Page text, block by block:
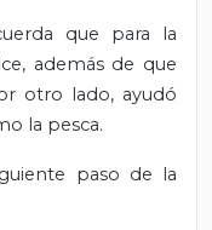
que para la
además de que
otro lado, ayudó
la pesca.
paso de la